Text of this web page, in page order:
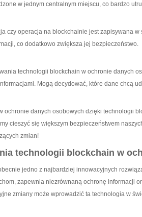
w ⁤jednym centralnym miejscu, co bardzo
czy ‍operacja na blockchainie jest zapisywana
co dodatkowo zwiększa jej bezpieczeństwo.
technologii blockchain w ochronie danych
Mogą ‌decydować, które dane chcą⁤
ochronie danych osobowych ⁤dzięki technologii
cieszyć się większym bezpieczeństwem‍
​zmian!
technologii blockchain w
jedno z najbardziej innowacyjnych
zapewnia niezrównaną ochronę informacji
zmiany może wprowadzić ta technologia w